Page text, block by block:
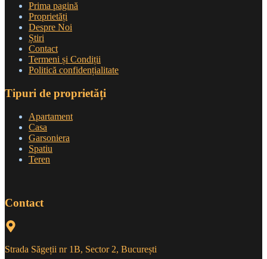
Prima pagină
Proprietăți
Despre Noi
Știri
Contact
Termeni și Condiții
Politică confidențialitate
Tipuri de proprietăți
Apartament
Casa
Garsoniera
Spatiu
Teren
Contact
Strada Săgeții nr 1B, Sector 2, București